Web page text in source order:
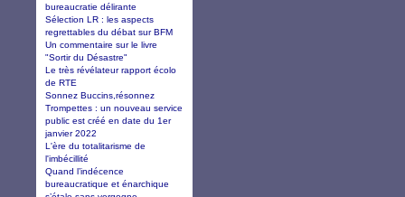
bureaucratie délirante
Sélection LR : les aspects
regrettables du débat sur BFM
Un commentaire sur le livre
"Sortir du Désastre"
Le très révélateur rapport écolo
de RTE
Sonnez Buccins,résonnez
Trompettes : un nouveau service
public est créé en date du 1er
janvier 2022
L'ère du totalitarisme de
l'imbécillité
Quand l’indécence
bureaucratique et énarchique